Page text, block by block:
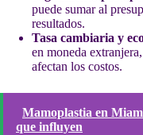
puede sumar al
resultados.
Tasa cambiaria y
en moneda
afectan los costos.
Mamoplastia en
que influyen